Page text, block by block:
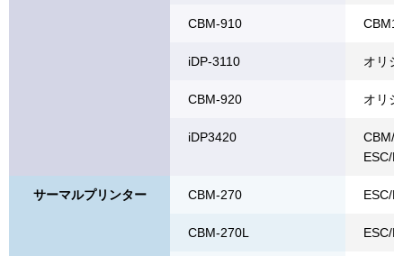
CBM-910 CBM1
iDP-3110 オリ
CBM-920 オリ
iDP3420
CBM/
ESC/
サーマルプリンター CBM-270 ESC/
CBM-270L ESC/